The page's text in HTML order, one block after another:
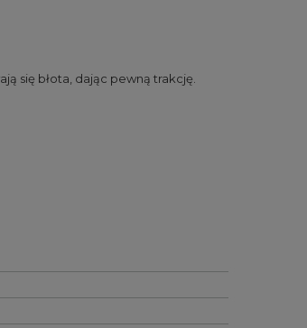
się błota, dając pewną trakcję.